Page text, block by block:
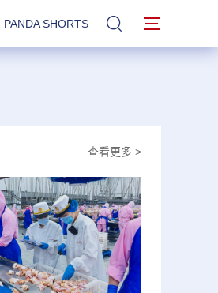
PANDA SHORTS 站內搜索
查看更多 >